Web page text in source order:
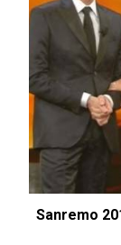
Sanremo